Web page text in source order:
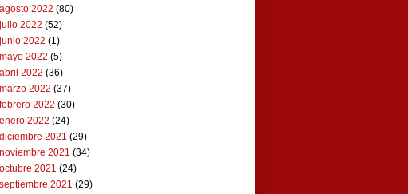
agosto 2022 (80)
julio 2022 (52)
junio 2022 (1)
mayo 2022 (5)
abril 2022 (36)
marzo 2022 (37)
febrero 2022 (30)
enero 2022 (24)
diciembre 2021 (29)
noviembre 2021 (34)
octubre 2021 (24)
septiembre 2021 (29)